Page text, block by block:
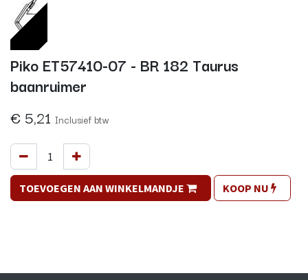
Op voorraad
Piko ET57410-07 - BR 182 Taurus
baanruimer
€ 5,21 Inclusief btw
TOEVOEGEN AAN WINKELMANDJE KOOP NU